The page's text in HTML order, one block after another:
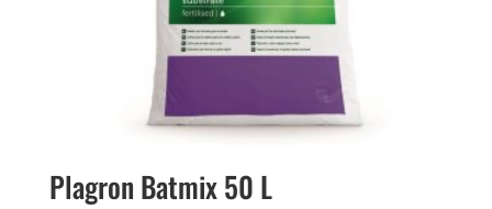
Plagron Batmix 50 L